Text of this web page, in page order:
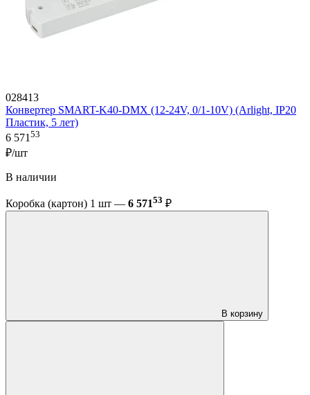
028413
Конвертер SMART-K40-DMX (12-24V, 0/1-10V) (Arlight, IP20
Пластик, 5 лет)
6 57153
₽/шт
В наличии
Коробка (картон) 1 шт — 6 57153 ₽
В корзину